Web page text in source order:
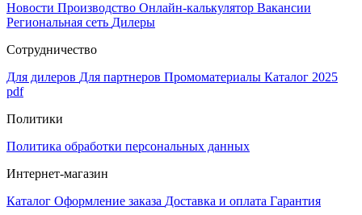
Новости Производство Онлайн-калькулятор Вакансии
Региональная сеть Дилеры
Сотрудничество
Для дилеров Для партнеров Промоматериалы Каталог 2025
pdf
Политики
Политика обработки персональных данных
Интернет-магазин
Каталог Оформление заказа Доставка и оплата Гарантия